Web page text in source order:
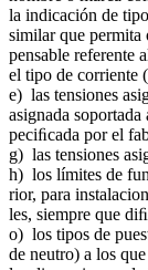
la indicación de
similar que
pensable referente
el tipo de corriente
e) las tensiones
asignada
peciﬁcada por el
g) las tensiones
h) los límites de
rior, para
les, siempre que
o) los tipos de
de neutro) a los